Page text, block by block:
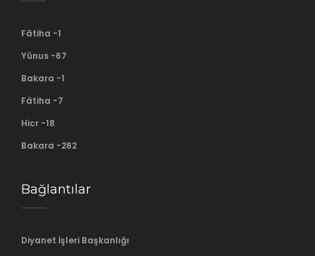
Fâtiha -1
Yûnus -67
Bakara -1
Fâtiha -7
Hicr -18
Bakara -282
Bağlantılar
Diyanet İşleri Başkanlığı